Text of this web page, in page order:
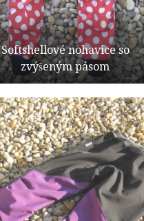
Softshellové nohavice so
zvýšeným pásom